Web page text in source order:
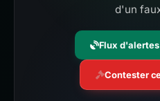
d'un
Flux
Contester